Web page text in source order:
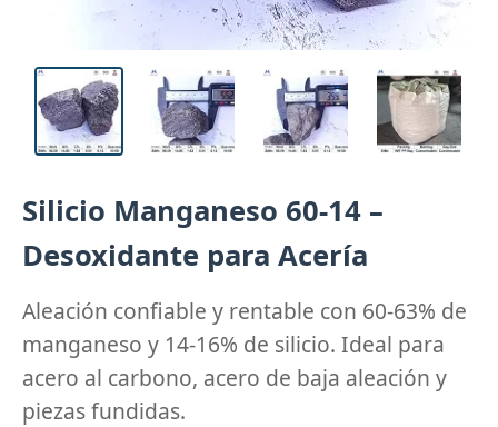
Silicio Manganeso 60-14 –
Desoxidante para Acería
Aleación confiable y rentable con 60-63% de
manganeso y 14-16% de silicio. Ideal para
acero al carbono, acero de baja aleación y
piezas fundidas.